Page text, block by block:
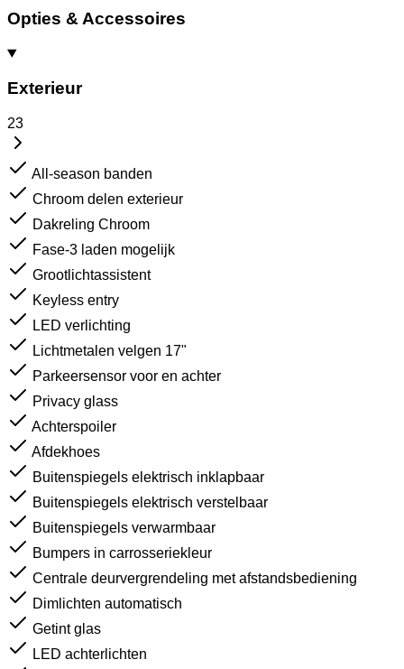
Opties & Accessoires
Exterieur
23
All-season banden
Chroom delen exterieur
Dakreling Chroom
Fase-3 laden mogelijk
Grootlichtassistent
Keyless entry
LED verlichting
Lichtmetalen velgen 17"
Parkeersensor voor en achter
Privacy glass
Achterspoiler
Afdekhoes
Buitenspiegels elektrisch inklapbaar
Buitenspiegels elektrisch verstelbaar
Buitenspiegels verwarmbaar
Bumpers in carrosseriekleur
Centrale deurvergrendeling met afstandsbediening
Dimlichten automatisch
Getint glas
LED achterlichten